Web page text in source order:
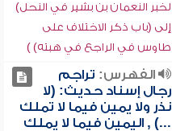
لخبر النعمان بن بشير في النحل)
إلى (باب ذكر الاختلاف على
طاوس في الراجع في هبته) )
الفهرس: تراجم
رجال إسناد حديث: (لا
نذر ولا يمين فيما لا تملك
...) , اليمين فيما لا يملك